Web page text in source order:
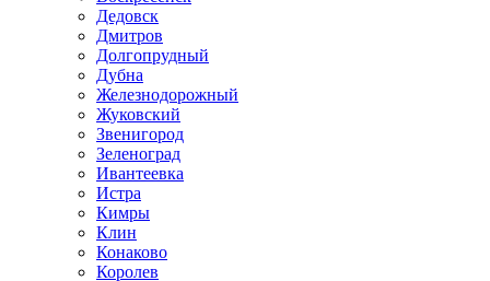
Дедовск
Дмитров
Долгопрудный
Дубна
Железнодорожный
Жуковский
Звенигород
Зеленоград
Ивантеевка
Истра
Кимры
Клин
Конаково
Королев